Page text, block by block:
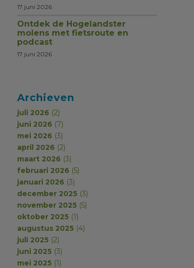
17 juni 2026
Ontdek de Hogelandster
molens met fietsroute en
podcast
17 juni 2026
Archieven
juli 2026 (2)
juni 2026 (7)
mei 2026 (3)
april 2026 (2)
maart 2026 (3)
februari 2026 (5)
januari 2026 (3)
december 2025 (3)
november 2025 (5)
oktober 2025 (1)
augustus 2025 (4)
juli 2025 (2)
juni 2025 (3)
mei 2025 (1)